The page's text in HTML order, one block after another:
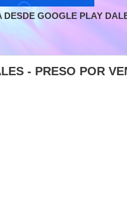
DESDE GOOGLE PLAY
- PRESO POR